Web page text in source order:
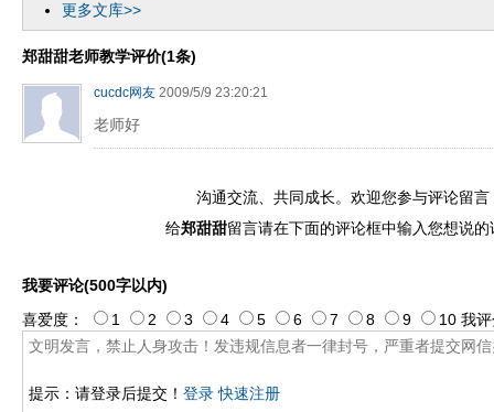
更多文库>>
郑甜甜老师教学评价(1条)
cucdc网友 2009/5/9 23:20:21
老师好
沟通交流、共同成长。欢迎您参与评论留言
给郑甜甜留言请在下面的评论框中输入您想说的
我要评论(500字以内)
提示：请登录后提交！ 登录 快速注册
喜爱度： 1 2 3 4 5 6 7 8 9 10 我评